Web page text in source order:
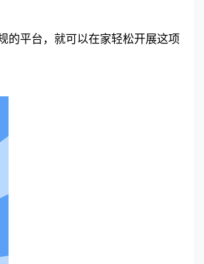
的平台，就可以在家轻松开展这项